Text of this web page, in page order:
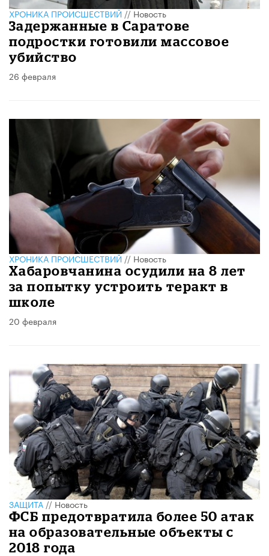
ХРОНИКА ПРОИСШЕСТВИЙ//Новость
Задержанные в Саратове
подростки готовили массовое
убийство
26 февраля
ХРОНИКА ПРОИСШЕСТВИЙ// Новость
Хабаровчанина осудили на 8 лет
за попытку устроить теракт в
школе
20 февраля
ЗАЩИТА//Новость
ФСБ предотвратила более 50 атак
на образовательные объекты с
2018 года